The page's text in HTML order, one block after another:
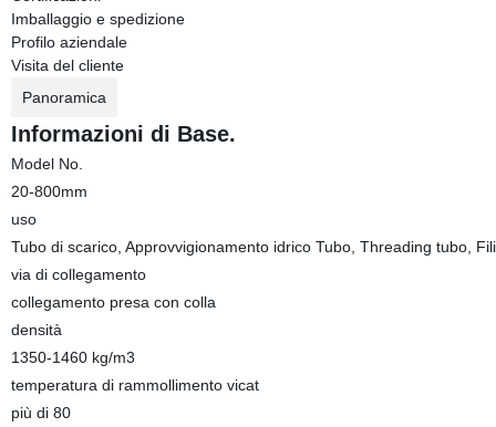
Imballaggio e spedizione
Profilo aziendale
Visita del cliente
Panoramica
Informazioni di Base.
Model No.
20-800mm
uso
Tubo di scarico, Approvvigionamento idrico Tubo, Threading tubo,
via di collegamento
collegamento presa con colla
densità
1350-1460 kg/m3
temperatura di rammollimento vicat
più di 80